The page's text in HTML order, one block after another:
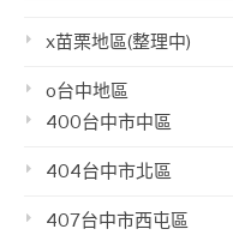
x苗栗地區(整理中)
o台中地區
400台中市中區
404台中市北區
407台中市西屯區